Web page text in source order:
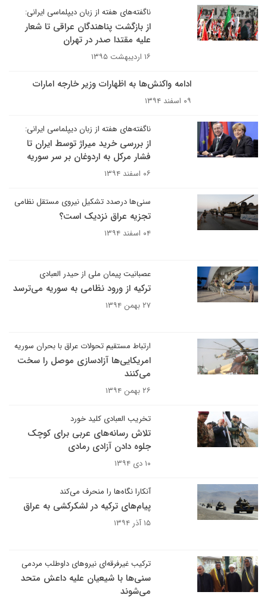
ناگفته‌های هفته از زبان دیپلماسی ایرانی:
از بازگشت پناهندگان عراقی تا شعار
علیه مقتدا صدر در تهران
۱۶ اردیبهشت ۱۳۹۵
ادامه واکنش‌ها به اظهارات وزیر خارجه امارات
۰۹ اسفند ۱۳۹۴
ناگفته‌های هفته از زبان دیپلماسی ایرانی:
از بررسی خرید میراژ توسط ایران تا
فشار مرکل به اردوغان بر سر سوریه
۰۶ اسفند ۱۳۹۴
سنی‌ها درصدد تشکیل نیروی مستقل نظامی
تجزیه عراق نزدیک است؟
۰۴ اسفند ۱۳۹۴
عصبانیت پیمان ملی از حیدر العبادی
ترکیه از ورود نظامی به سوریه می‌ترسد
۲۷ بهمن ۱۳۹۴
ارتباط مستقیم تحولات عراق با بحران سوریه
امریکایی‌ها آزادسازی موصل را سخت
می‌کنند
۲۶ بهمن ۱۳۹۴
تخریب العبادی کلید خورد
تلاش رسانه‌های عربی برای کوچک
جلوه دادن آزادی رمادی
۱۰ دی ۱۳۹۴
آنکارا نگاه‌ها را منحرف می‌کند
پیام‌های ترکیه در لشکرکشی به عراق
۱۵ آذر ۱۳۹۴
ترکیب غیرفرقه‌ای نیروهای داوطلب مردمی
سنی‌ها با شیعیان علیه داعش متحد
می‌شوند